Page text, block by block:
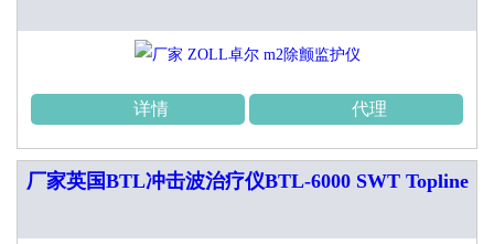
详情 代理
厂家英国BTL冲击波治疗仪BTL-6000 SWT Topline